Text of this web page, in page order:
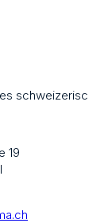
19